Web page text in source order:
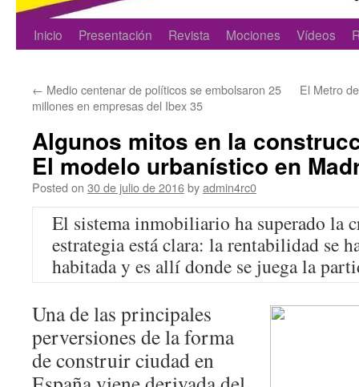
Skip
content
Inicio Presentación Revista Mociones Vídeos
← Medio centenar de políticos se embolsaron 25
millones en empresas del Ibex 35
El Metro
Algunos mitos en la
El modelo urbanístico en
Posted on 30 de julio de 2016byadmin4rc0
El sistema inmobiliario ha superado la
estrategia está clara: la rentabilidad se
habitada y es allí donde se juega la
Una de las principales
perversiones de la forma
de construir ciudad en